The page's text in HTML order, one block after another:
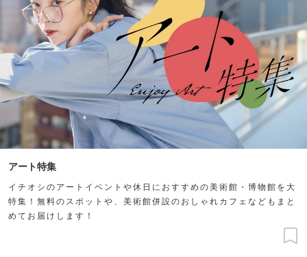
アート特集
イチオシのアートイベントや休日におすすめの美術館・博物館を大
特集！無料のスポットや、美術館併設のおしゃれカフェなどもまと
めてお届けします！